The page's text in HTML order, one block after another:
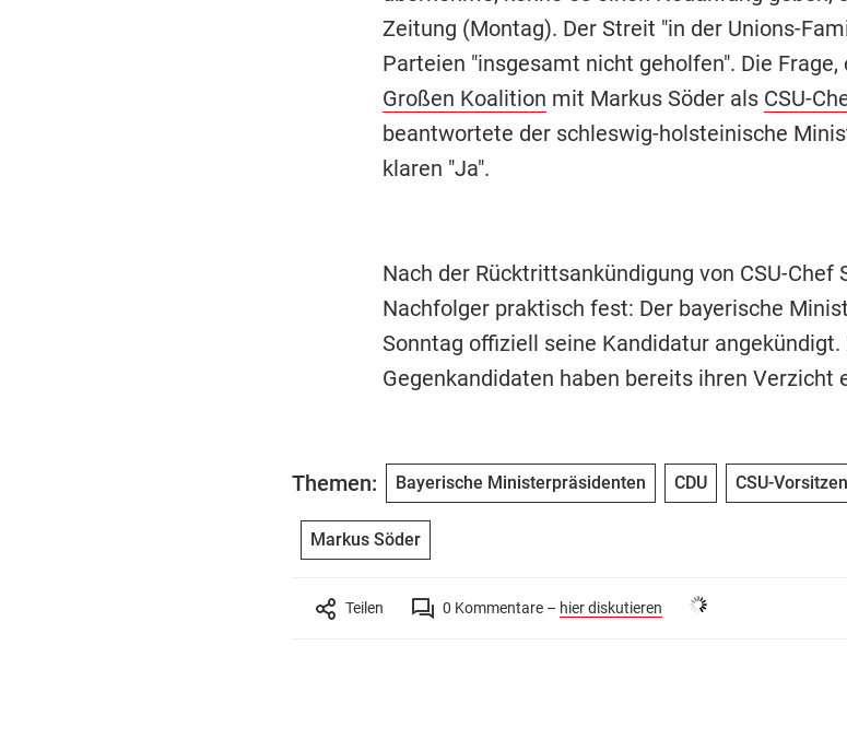
Zeitung (Montag). Der Streit "in der Unions-
Parteien "insgesamt nicht geholfen". Die Frage,
Großen Koalition mit Markus Söder als CSU-
beantwortete der schleswig-holsteinische
klaren "Ja".
Nach der Rücktrittsankündigung von CSU-Chef
Nachfolger praktisch fest: Der bayerische
Sonntag offiziell seine Kandidatur angekündigt.
Gegenkandidaten haben bereits ihren Verzicht
Themen: Bayerische Ministerpräsidenten CDU CSU-
Markus Söder
Teilen 0 Kommentare – hier diskutieren